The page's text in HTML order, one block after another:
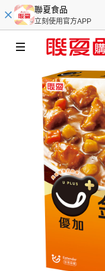
聯夏食品
立刻使用官方APP